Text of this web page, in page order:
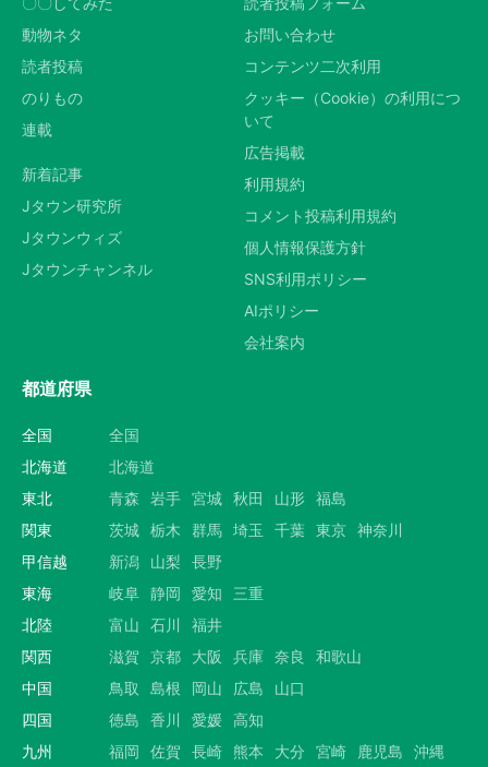
動物ネタ
読者投稿
のりもの
連載
新着記事
Jタウン研究所
Jタウンウィズ
Jタウンチャンネル
お問い合わせ
コンテンツ二次利用
クッキー（Cookie）の利用につ
いて
広告掲載
利用規約
コメント投稿利用規約
個人情報保護方針
SNS利用ポリシー
AIポリシー
会社案内
都道府県
全国
全国
北海道
北海道
東北
青森 岩手 宮城 秋田 山形 福島
関東
茨城 栃木 群馬 埼玉 千葉 東京 神奈川
甲信越
新潟 山梨
長野
東海
岐阜 静岡 愛知
三重
北陸
富山 石川
福井
関西
滋賀 京都 大阪 兵庫 奈良
和歌山
中国
鳥取 島根 岡山 広島
山口
四国
徳島 香川 愛媛 高知
九州
福岡 佐賀 長崎 熊本 大分 宮崎 鹿児島 沖縄